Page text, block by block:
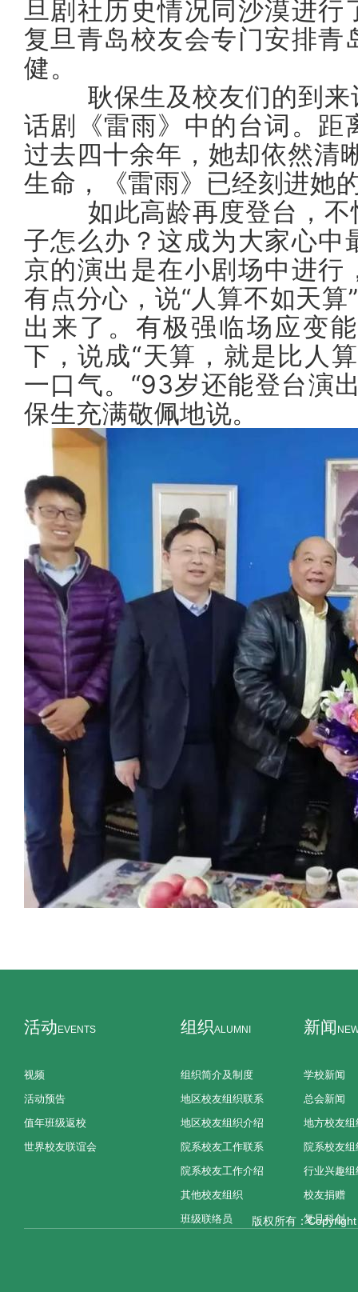
旦剧社历史情况同沙漠进
复旦青岛校友会专门安排
健。
耿保生及校友们的到来
话剧《雷雨》中的台词。
过去四十余年，她却依然清
生命，《雷雨》已经刻进她
如此高龄再度登台，不
子怎么办？这成为大家心
京的演出是在小剧场中进
有点分心，说“人算不如天
出来了。有极强临场应变
下，说成“天算，就是比人
一口气。“93岁还能登台演
保生充满敬佩地说。
活动 EVENTS
视频
活动预告
值年班级返校
世界校友联谊会
组织ALUMNI
组织简介及制度
地区校友组织联系
地区校友组织介绍
院系校友工作联系
院系校友工作介绍
其他校友组织
班级联络员
新闻
学校新闻
总会新闻
地方校友组
院系校友组
行业兴趣组
校友捐赠
复旦科创
版权所有：